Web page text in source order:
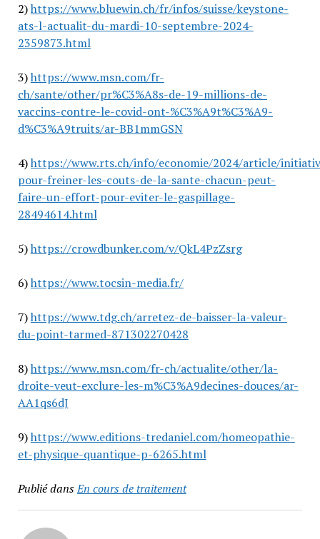
2)https://www.bluewin.ch/fr/infos/suisse/keystone-
ats-l-actualit-du-mardi-10-septembre-2024-
2359873.html
3)https://www.msn.com/fr-
ch/sante/other/pr%C3%A8s-de-19-millions-de-
vaccins-contre-le-covid-ont-%C3%A9t%C3%A9-
d%C3%A9truits/ar-BB1mmGSN
4)https://www.rts.ch/info/economie/2024/article/
pour-freiner-les-couts-de-la-sante-chacun-peut-
faire-un-effort-pour-eviter-le-gaspillage-
28494614.html
5)https://crowdbunker.com/v/QkL4PzZsrg
6)https://www.tocsin-media.fr/
7)https://www.tdg.ch/arretez-de-baisser-la-valeur-
du-point-tarmed-871302270428
8)https://www.msn.com/fr-ch/actualite/other/la-
droite-veut-exclure-les-m%C3%A9decines-douces/ar-
AA1qs6dJ
9)https://www.editions-tredaniel.com/homeopathie-
et-physique-quantique-p-6265.html
Publié dansEn cours de traitement